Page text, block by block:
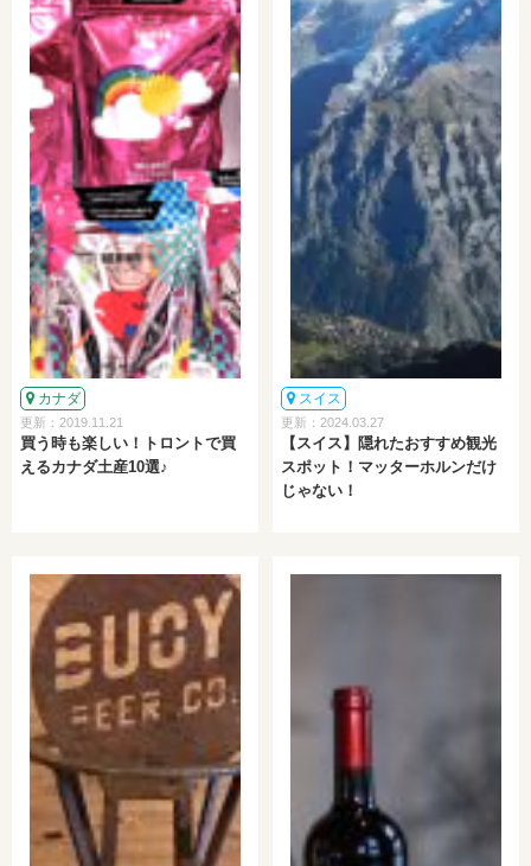
カナダ
更新：2019.11.21
買う時も楽しい！トロントで買
えるカナダ土産10選♪
スイス
更新：2024.03.27
【スイス】隠れたおすすめ観光
スポット！マッターホルンだけ
じゃない！